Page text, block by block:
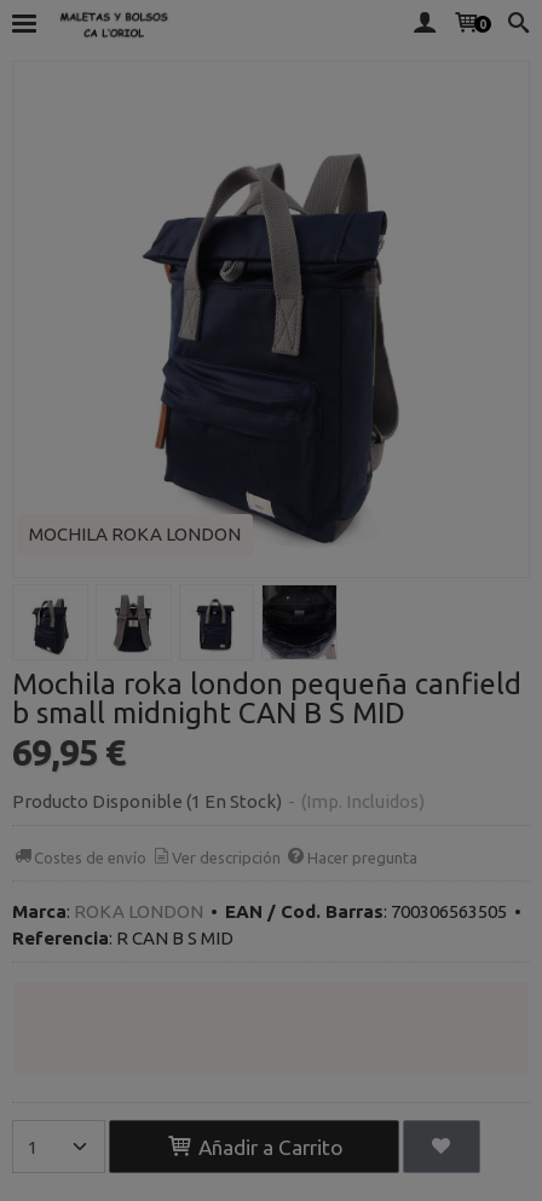
0
MOCHILA ROKA LONDON
Mochila roka london pequeña canfield
b small midnight CAN B S MID
69,95 €
Producto Disponible (1 En Stock) - (Imp. Incluidos)
Costes de envío Ver descripción Hacer pregunta
Marca: ROKA LONDON • EAN / Cod. Barras: 700306563505 •
Referencia: R CAN B S MID
Añadir a Carrito